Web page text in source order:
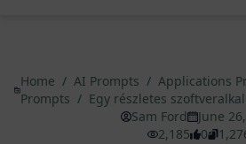
Home / AI Prompts / Applications
Prompts / Egy részletes
Sam Ford
June
2,185
0